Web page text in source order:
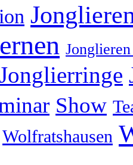
Show
Wolfratshausen